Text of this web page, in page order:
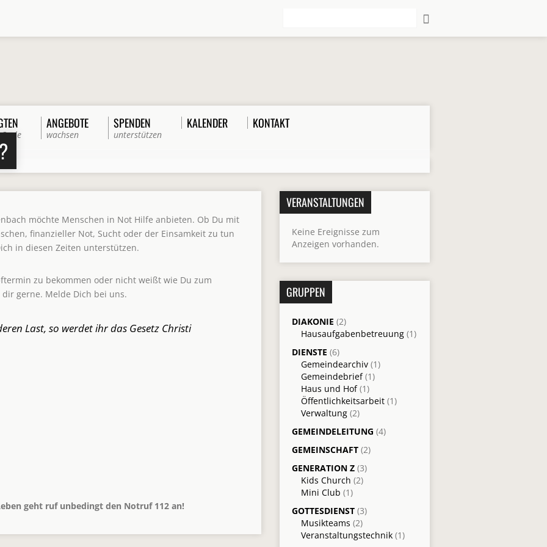
ANGEBOTE
wachsen
SPENDEN
unterstützen
KALENDER KONTAKT
möchte Menschen in Not Hilfe anbieten. Ob Du mit
finanzieller Not, Sucht oder der Einsamkeit zu tun
in diesen Zeiten unterstützen.
zu bekommen oder nicht weißt wie Du zum
gerne. Melde Dich bei uns.
Last, so werdet ihr das Gesetz Christi
geht ruf unbedingt den Notruf 112 an!
VERANSTALTUNGEN
Keine Ereignisse zum
Anzeigen vorhanden.
GRUPPEN
DIAKONIE (2)
Hausaufgabenbetreuung (1)
DIENSTE (6)
Gemeindearchiv (1)
Gemeindebrief(1)
Haus und Hof(1)
Öffentlichkeitsarbeit (1)
Verwaltung (2)
GEMEINDELEITUNG (4)
GEMEINSCHAFT (2)
GENERATION Z (3)
Kids Church (2)
Mini Club (1)
GOTTESDIENST (3)
Musikteams (2)
Veranstaltungstechnik (1)